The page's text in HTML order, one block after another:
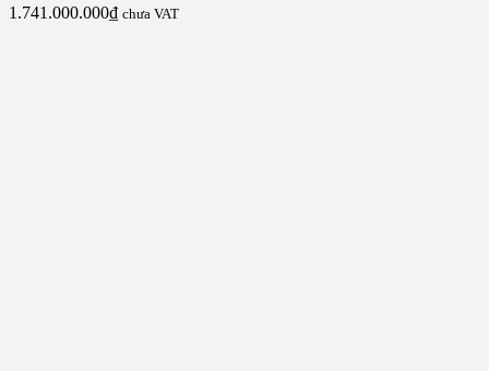
1.741.000.000₫ chưa VAT